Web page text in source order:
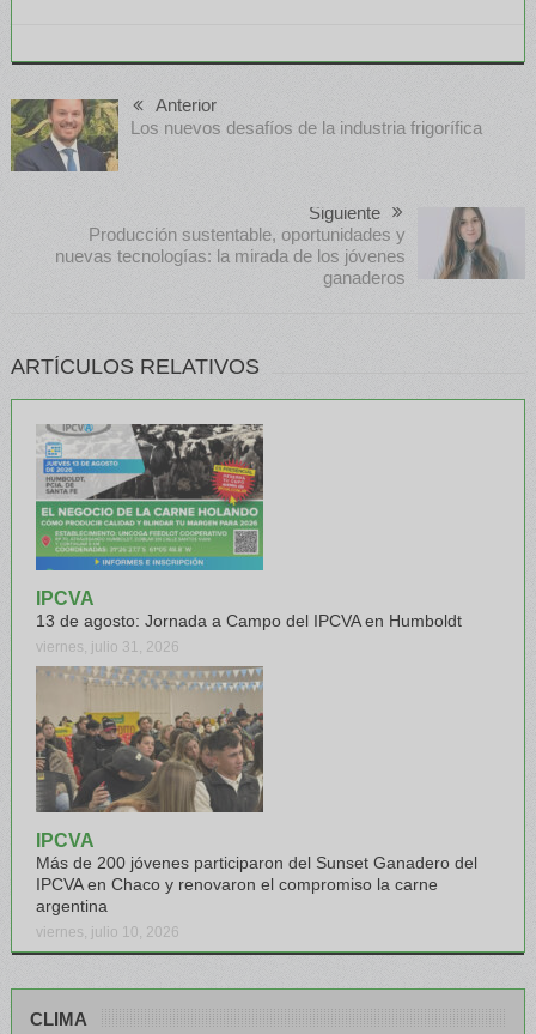
Anterior
Los nuevos desafíos de la industria frigorífica
Siguiente
Producción sustentable, oportunidades y
nuevas tecnologías: la mirada de los jóvenes
ganaderos
ARTÍCULOS RELATIVOS
IPCVA
13 de agosto: Jornada a Campo del IPCVA en Humboldt
viernes, julio 31, 2026
IPCVA
Más de 200 jóvenes participaron del Sunset Ganadero del
IPCVA en Chaco y renovaron el compromiso la carne
argentina
viernes, julio 10, 2026
CLIMA